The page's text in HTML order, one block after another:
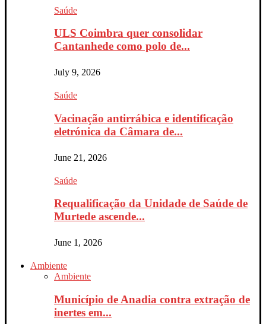
Saúde
ULS Coimbra quer consolidar
Cantanhede como polo de...
July 9, 2026
Saúde
Vacinação antirrábica e identificação
eletrónica da Câmara de...
June 21, 2026
Saúde
Requalificação da Unidade de Saúde de
Murtede ascende...
June 1, 2026
Ambiente
Ambiente
Município de Anadia contra extração de
inertes em...